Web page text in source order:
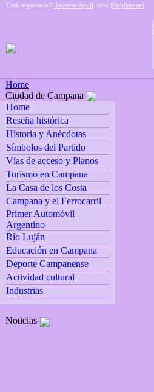
Está registrado? [Ingrese Aquí], sino [Regístrese]
Home
Ciudad de Campana
Home
Reseña histórica
Historia y Anécdotas
Símbolos del Partido
Vías de acceso y Planos
Turismo en Campana
La Casa de los Costa
Campana y el Ferrocarril
Primer Automóvil
Argentino
Río Luján
Educación en Campana
Deporte Campanense
Actividad cultural
Industrias
Noticias